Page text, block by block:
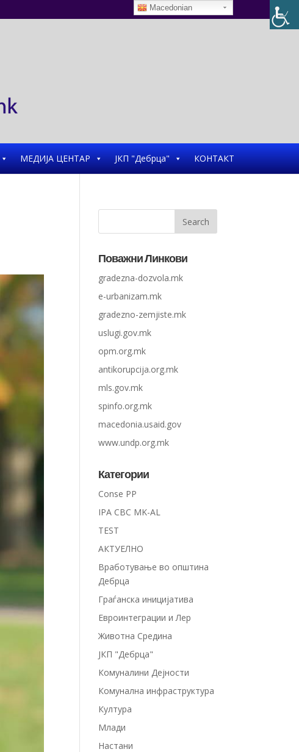
МЕДИЈА ЦЕНТАР ЈКП "Дебрца" КОНТАКТ
Поважни Линкови
gradezna-dozvola.mk
e-urbanizam.mk
gradezno-zemjiste.mk
uslugi.gov.mk
opm.org.mk
antikorupcija.org.mk
mls.gov.mk
spinfo.org.mk
macedonia.usaid.gov
www.undp.org.mk
Категории
Conse PP
IPA CBC MK-AL
TEST
АКТУЕЛНО
Вработување во општина
Дебрца
Граѓанска иницијатива
Евроинтеграции и Лер
Животна Средина
ЈКП "Дебрца"
Комуналини Дејности
Комунална инфраструктура
Култура
Млади
Настани
Macedonian